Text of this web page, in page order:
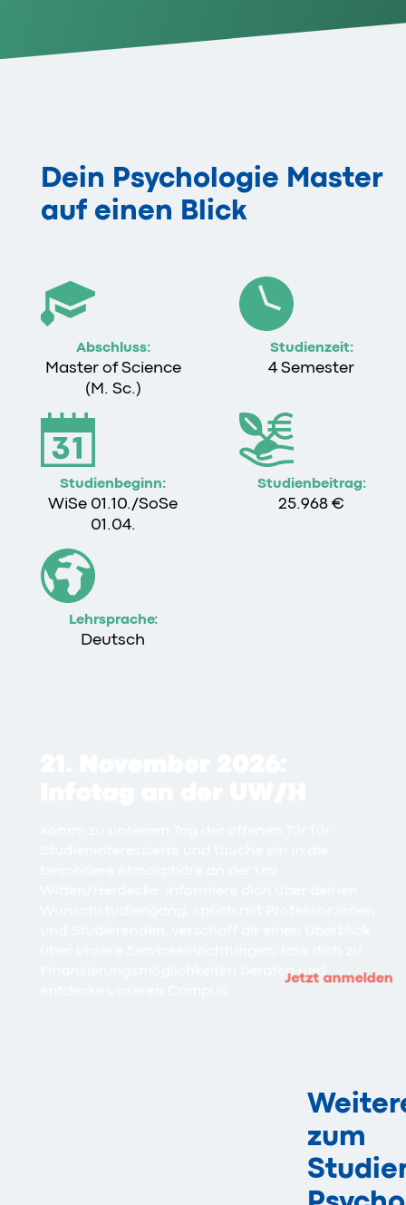
Dein Psychologie Master
auf einen Blick
Abschluss:
Master of Science
(M. Sc.)
Studienzeit:
4 Semester
Studienbeginn:
WiSe 01.10./SoSe
01.04.
Studienbeitrag:
25.968 €
Lehrsprache:
Deutsch
Finanzierungsmöglichkeiten beraten undJetzt anmelden
zum